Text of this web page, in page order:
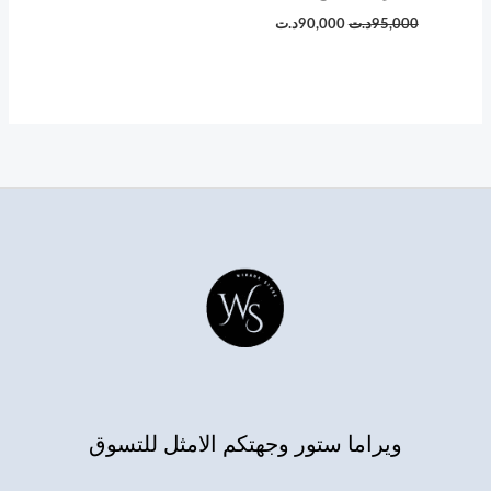
95,000د.ت 90,000د.ت
ويراما ستور وجهتكم الامثل للتسوق